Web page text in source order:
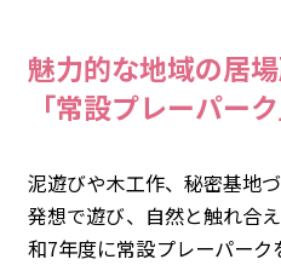
魅力的な地域の居
「常設プレーパーク
泥遊びや木工作、秘密基地
発想で遊び、自然と触れ合
和7年度に常設プレーパー